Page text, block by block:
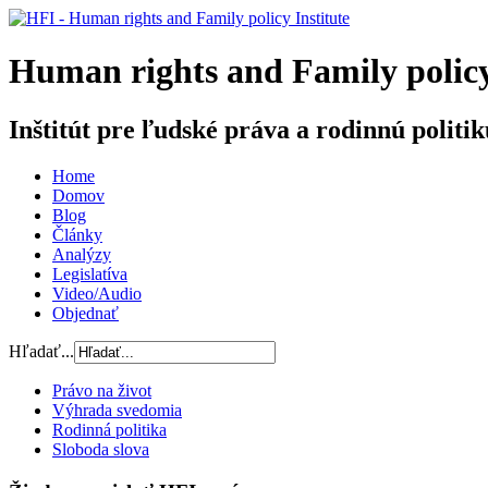
Human rights and Family
Inštitút pre ľudské práva a rodinnú
Home
Domov
Blog
Články
Analýzy
Legislatíva
Video/Audio
Objednať
Hľadať...
Právo na život
Výhrada svedomia
Rodinná politika
Sloboda slova